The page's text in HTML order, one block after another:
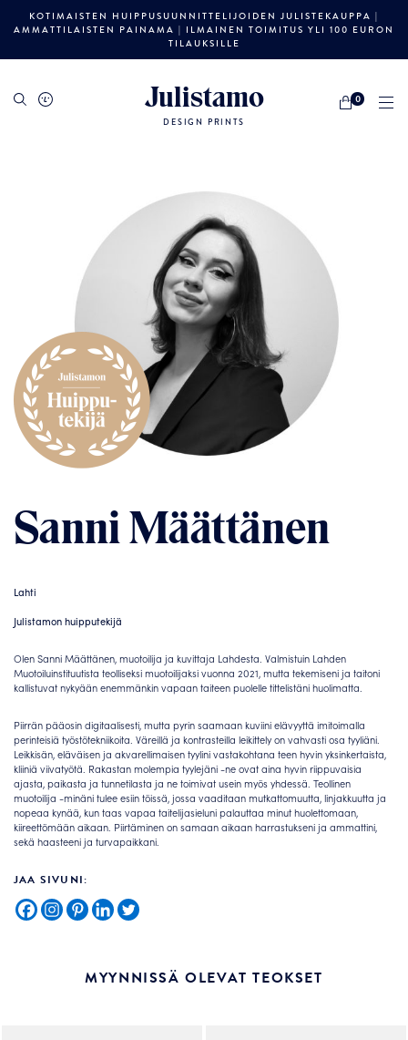
KOTIMAISTEN HUIPPUSUUNNITTELIJOIDEN JULISTEKAUPPA |
AMMATTILAISTEN PAINAMA | ILMAINEN TOIMITUS YLI 100 EURON
TILAUKSILLE
Julistamo
DESIGN PRINTS
0
Sanni Määttänen
Lahti
Julistamon huipputekijä
Olen Sanni Määttänen, muotoilija ja kuvittaja Lahdesta. Valmistuin Lahden
Muotoiluinstituutista teolliseksi muotoilijaksi vuonna 2021, mutta tekemiseni ja taitoni
kallistuvat nykyään enemmänkin vapaan taiteen puolelle tittelistäni huolimatta.
Piirrän pääosin digitaalisesti, mutta pyrin saamaan kuviini elävyyttä imitoimalla
perinteisiä työstötekniikoita. Väreillä ja kontrasteilla leikittely on vahvasti osa tyyliäni.
Leikkisän, eläväisen ja akvarellimaisen tyylini vastakohtana teen hyvin yksinkertaista,
kliiniä viivatyötä. Rakastan molempia tyylejäni -ne ovat aina hyvin riippuvaisia
ajasta, paikasta ja tunnetilasta ja ne toimivat usein myös yhdessä. Teollinen
muotoilija -minäni tulee esiin töissä, jossa vaaditaan mutkattomuutta, linjakkuutta ja
nopeaa kynää, kun taas vapaa taitelijasieluni palauttaa minut huolettomaan,
kiireettömään aikaan. Piirtäminen on samaan aikaan harrastukseni ja ammattini,
sekä haasteeni ja turvapaikkani.
JAA SIVUNI:
MYYNNISSÄ OLEVAT TEOKSET